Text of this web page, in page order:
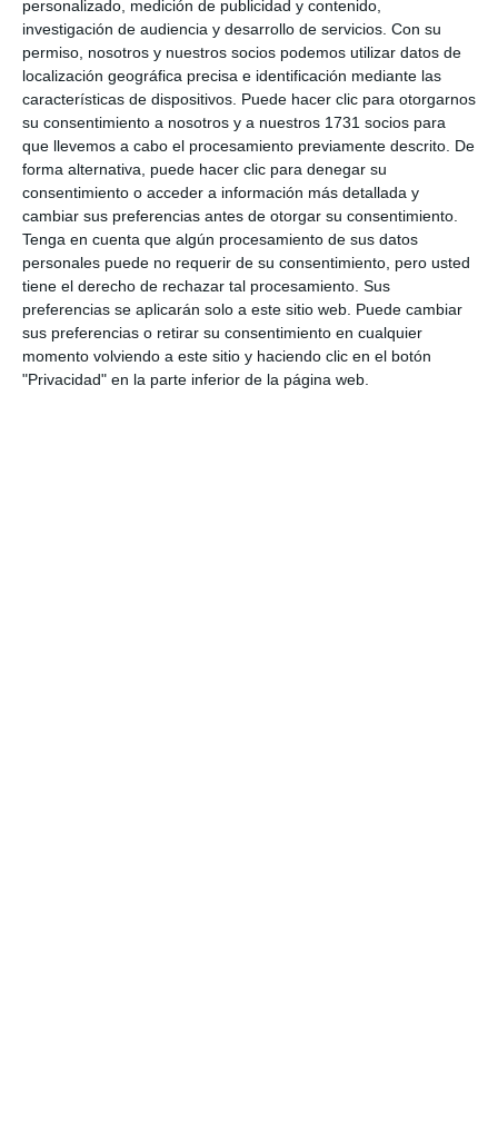
personalizado, medición de publicidad y contenido,
investigación de audiencia y desarrollo de servicios. Con su
permiso, nosotros y nuestros socios podemos utilizar datos de
localización geográfica precisa e identificación mediante las
características de dispositivos. Puede hacer clic para otorgarnos
su consentimiento a nosotros y a nuestros 1731 socios para
que llevemos a cabo el procesamiento previamente descrito. De
forma alternativa, puede hacer clic para denegar su
consentimiento o acceder a información más detallada y
cambiar sus preferencias antes de otorgar su consentimiento.
Tenga en cuenta que algún procesamiento de sus datos
personales puede no requerir de su consentimiento, pero usted
tiene el derecho de rechazar tal procesamiento. Sus
preferencias se aplicarán solo a este sitio web. Puede cambiar
sus preferencias o retirar su consentimiento en cualquier
momento volviendo a este sitio y haciendo clic en el botón
"Privacidad" en la parte inferior de la página web.
de recepción de mercancía, materiales y alimentos”;
en Mijas Pueblo se sitúa en calle Coín, 46; y un
tercero habilitado en el hogar del jubilado de La Cala
de Mijas.
En cuanto a los horarios, los interesados podrán
donar en Las Lagunas en horario de 9 a 19 horas de
lunes a domingo, en Mijas Pueblo de 9 a 14 horas
también de lunes a domingo, y de 9 a 14 horas y de
16 a 19 horas de lunes a sábado podrán prestar su
ayuda en el hogar del jubilado de La Cala.